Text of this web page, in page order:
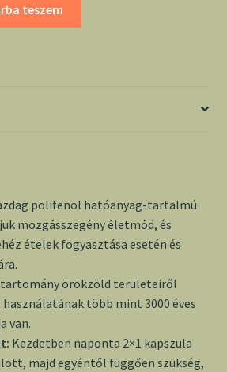
teszem
polifenol hatóanyag-tartalmú
mozgásszegény életmód, és
ételek fogyasztása esetén és
tartomány örökzöld területeiről
több mint 3000 éves
van.
Kezdetben naponta 2×1 kapszula
majd egyéntől függően szükség,